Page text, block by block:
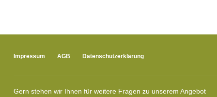
Impressum AGB Datenschutzerklärung
Gern stehen wir Ihnen für weitere Fragen zu unserem Angebot